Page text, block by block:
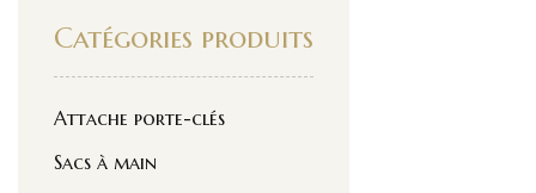
Catégories produits
Attache porte-clés
Sacs à main